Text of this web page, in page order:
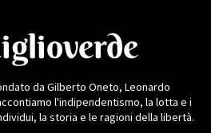
da Gilberto Oneto, Leonardo
l'indipendentismo, la lotta e i
la storia e le ragioni della libertà.